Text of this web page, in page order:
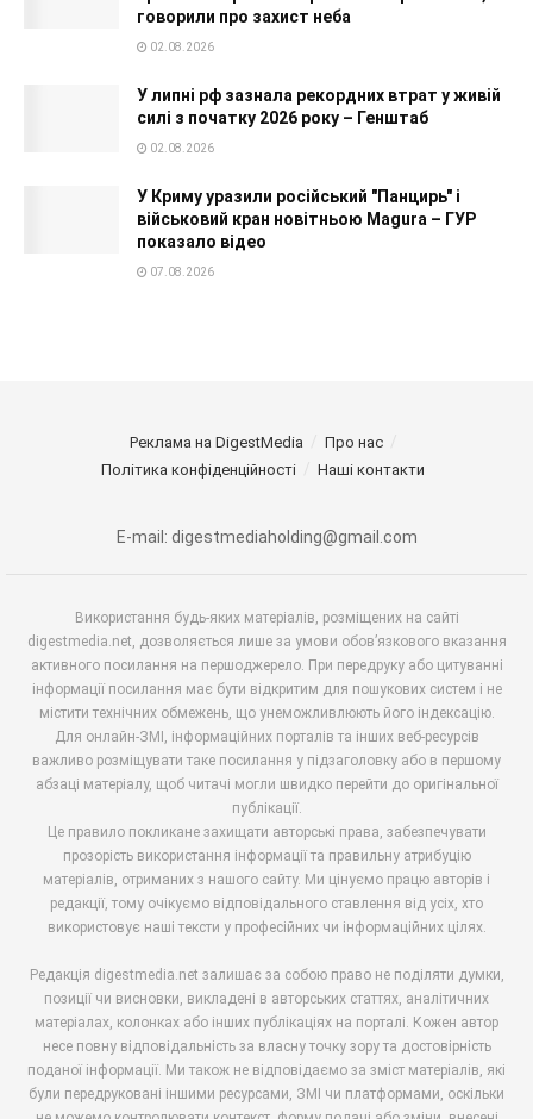
говорили про захист неба
02.08.2026
У липні рф зазнала рекордних втрат у живій
силі з початку 2026 року – Генштаб
02.08.2026
У Криму уразили російський "Панцирь" і
військовий кран новітньою Magura – ГУР
показало відео
07.08.2026
Реклама на DigestMedia
Про нас
Політика конфіденційності
Наші контакти
E-mail: digestmediaholding@gmail.com
Використання будь-яких матеріалів, розміщених на сайті
digestmedia.net, дозволяється лише за умови обов’язкового вказання
активного посилання на першоджерело. При передруку або цитуванні
інформації посилання має бути відкритим для пошукових систем і не
містити технічних обмежень, що унеможливлюють його індексацію.
Для онлайн-ЗМІ, інформаційних порталів та інших веб-ресурсів
важливо розміщувати таке посилання у підзаголовку або в першому
абзаці матеріалу, щоб читачі могли швидко перейти до оригінальної
публікації.
Це правило покликане захищати авторські права, забезпечувати
прозорість використання інформації та правильну атрибуцію
матеріалів, отриманих з нашого сайту. Ми цінуємо працю авторів і
редакції, тому очікуємо відповідального ставлення від усіх, хто
використовує наші тексти у професійних чи інформаційних цілях.
Редакція digestmedia.net залишає за собою право не поділяти думки,
позиції чи висновки, викладені в авторських статтях, аналітичних
матеріалах, колонках або інших публікаціях на порталі. Кожен автор
несе повну відповідальність за власну точку зору та достовірність
поданої інформації. Ми також не відповідаємо за зміст матеріалів, які
були передруковані іншими ресурсами, ЗМІ чи платформами, оскільки